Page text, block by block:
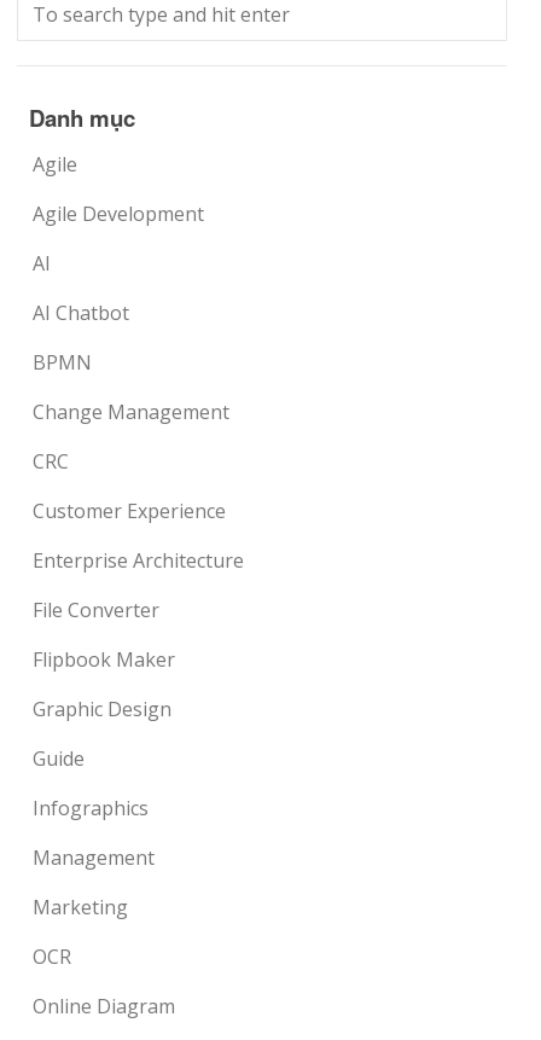
Danh mục
Agile
Agile Development
AI
AI Chatbot
BPMN
Change Management
CRC
Customer Experience
Enterprise Architecture
File Converter
Flipbook Maker
Graphic Design
Guide
Infographics
Management
Marketing
OCR
Online Diagram